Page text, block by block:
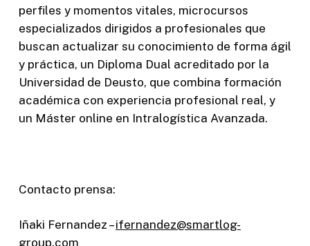
perfiles y momentos vitales, microcursos
especializados dirigidos a profesionales que
buscan actualizar su conocimiento de forma ágil
y práctica, un Diploma Dual acreditado por la
Universidad de Deusto, que combina formación
académica con experiencia profesional real, y
un Máster online en Intralogística Avanzada.
Contacto prensa:
Iñaki Fernandez –ifernandez@smartlog-
group.com